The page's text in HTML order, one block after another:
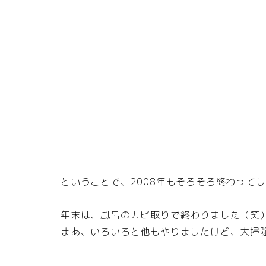
ということで、2008年もそろそろ終わってし
年末は、風呂のカビ取りで終わりました（笑
まあ、いろいろと他もやりましたけど、大掃